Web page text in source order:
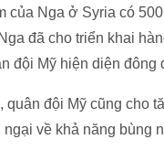
của Nga ở Syria có
đã cho triển khai
đội Mỹ hiện diện đông
quân đội Mỹ cũng cho
ngại về khả năng bùng